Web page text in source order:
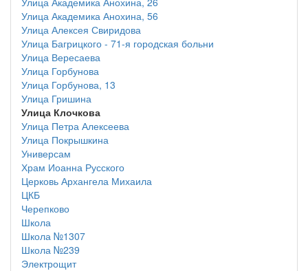
Улица Академика Анохина, 56
Улица Алексея Свиридова
Улица Багрицкого - 71-я городская больни
Улица Вересаева
Улица Горбунова
Улица Горбунова, 13
Улица Гришина
Улица Клочкова
Улица Петра Алексеева
Улица Покрышкина
Универсам
Храм Иоанна Русского
Церковь Архангела Михаила
ЦКБ
Черепково
Школа
Школа №1307
Школа №239
Электрощит